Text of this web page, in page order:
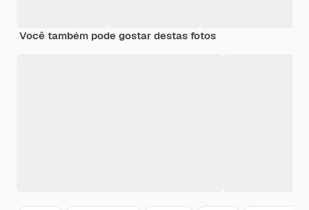
Você também pode gostar destas fotos